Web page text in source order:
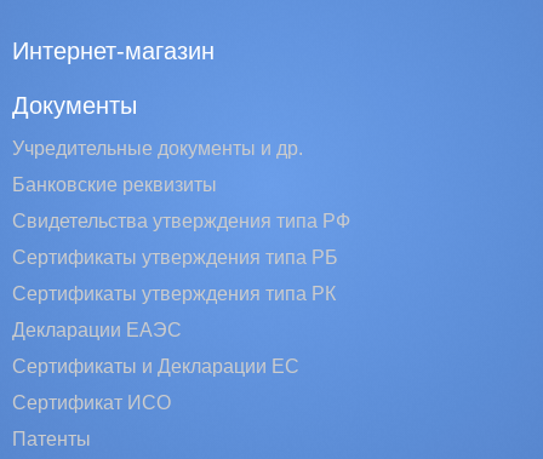
Интернет-магазин
Документы
Учредительные документы и др.
Банковские реквизиты
Свидетельства утверждения типа РФ
Сертификаты утверждения типа РБ
Сертификаты утверждения типа РК
Декларации ЕАЭС
Сертификаты и Декларации EC
Сертификат ИСО
Патенты